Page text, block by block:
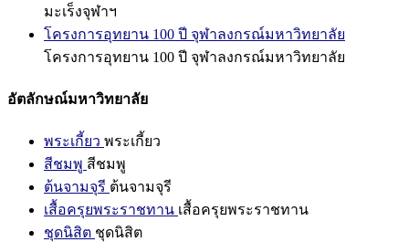
มะเร็งจุฬาฯ
โครงการอุทยาน 100 ปี จุฬาลงกรณ์มหาวิทยาลัย
โครงการอุทยาน 100 ปี จุฬาลงกรณ์มหาวิทยาลัย
อัตลักษณ์มหาวิทยาลัย
พระเกี้ยว พระเกี้ยว
สีชมพู สีชมพู
ต้นจามจุรี ต้นจามจุรี
เสื้อครุยพระราชทาน เสื้อครุยพระราชทาน
ชุดนิสิต ชุดนิสิต